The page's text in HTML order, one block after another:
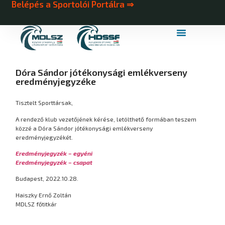
Belépés a Sportolói Portálra ⇒
Dóra Sándor jótékonysági emlékverseny
eredményjegyzéke
Tisztelt Sporttársak,
A rendező klub vezetőjének kérése, letölthető formában teszem
közzé a Dóra Sándor jótékonysági emlékverseny
eredményjegyzékét.
Eredményjegyzék – egyéni
Eredményjegyzék – csapat
Budapest, 2022.10.28.
Haiszky Ernő Zoltán
MDLSZ főtitkár